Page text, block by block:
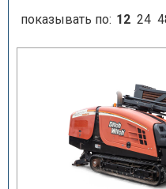
показывать по: 12 24